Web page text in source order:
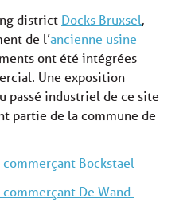
district Docks Bruxsel,
de l’ancienne usine
ont été intégrées
Une exposition
passé industriel de ce site
partie de la commune de
Bockstael
De Wand